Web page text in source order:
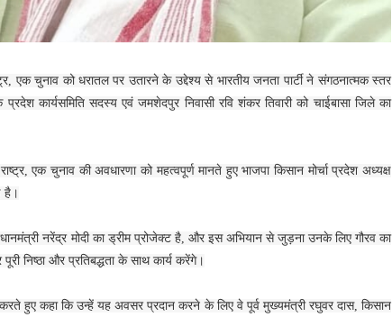
एक चुनाव को धरातल पर उतारने के उद्देश्य से भारतीय जनता पार्टी ने संगठनात्मक स्तर
कार्यसमिति सदस्य एवं जमशेदपुर निवासी रवि शंकर तिवारी को चाईबासा जिले का
एक चुनाव की अवधारणा को महत्वपूर्ण मानते हुए भाजपा किसान मोर्चा प्रदेश अध्यक्ष
है।
नरेंद्र मोदी का ड्रीम प्रोजेक्ट है, और इस अभियान से जुड़ना उनके लिए गौरव का
निष्ठा और प्रतिबद्धता के साथ कार्य करेंगे।
हुए कहा कि उन्हें यह अवसर प्रदान करने के लिए वे पूर्व मुख्यमंत्री रघुवर दास, किसान